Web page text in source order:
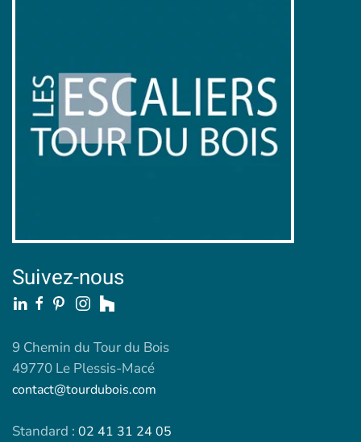
Suivez-nous
9 Chemin du Tour du Bois
49770 Le Plessis-Macé
contact@tourdubois.com
Standard : 02 41 31 24 05